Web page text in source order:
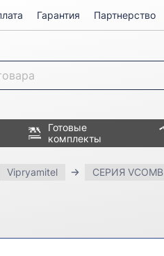
Гарантия Партнерство
Готовые
комплекты
Vipryamitel СЕРИЯ VCOMB